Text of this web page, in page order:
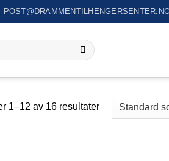
1–12 av 16 resultater